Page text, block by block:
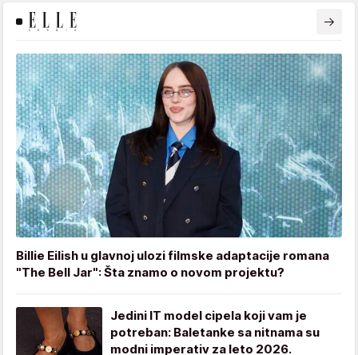
Billie Eilish u glavnoj ulozi filmske adaptacije romana
"The Bell Jar": Šta znamo o novom projektu?
Jedini IT model cipela koji vam je
potreban: Baletanke sa nitnama su
modni imperativ za leto 2026.